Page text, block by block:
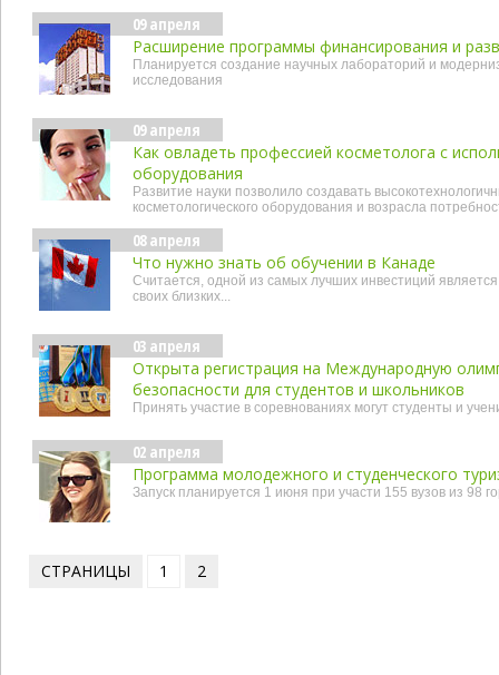
09 апреля
Расширение программы финансирования и
Планируется создание научных лабораторий и
исследования
09 апреля
Как овладеть профессией косметолога с
оборудования
Развитие науки позволило создавать
косметологического оборудования и возрасла
08 апреля
Что нужно знать об обучении в Канаде
Считается, одной из самых лучших инвестиций
своих близких...
03 апреля
Открыта регистрация на Международную
безопасности для студентов и школьников
Принять участие в соревнованиях могут студенты и
02 апреля
Программа молодежного и студенческого
Запуск планируется 1 июня при участи 155 вузов из 98
СТРАНИЦЫ 1 2